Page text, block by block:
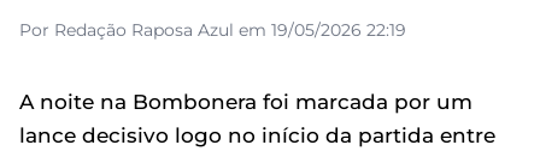
Por Redação Raposa Azul em 19/05/2026 22:19
A noite na Bombonera foi marcada por um
lance decisivo logo no início da partida entre